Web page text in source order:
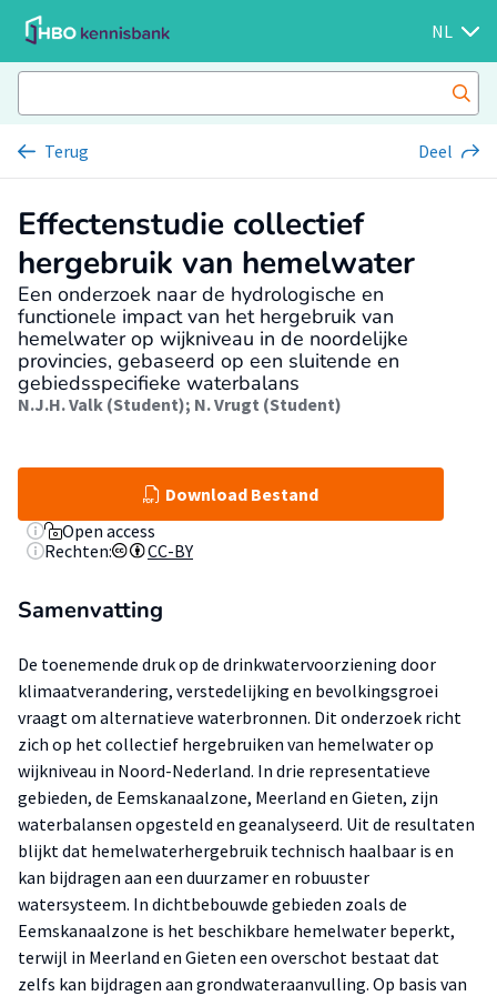
NL
Terug Deel
Effectenstudie collectief
hergebruik van hemelwater
Een onderzoek naar de hydrologische en
functionele impact van het hergebruik van
hemelwater op wijkniveau in de noordelijke
provincies, gebaseerd op een sluitende en
gebiedsspecifieke waterbalans
N.J.H. Valk (Student); N. Vrugt (Student)
Download Bestand
Open access
Rechten:
CC-BY
Samenvatting
De toenemende druk op de drinkwatervoorziening door
klimaatverandering, verstedelijking en bevolkingsgroei
vraagt om alternatieve waterbronnen. Dit onderzoek richt
zich op het collectief hergebruiken van hemelwater op
wijkniveau in Noord-Nederland. In drie representatieve
gebieden, de Eemskanaalzone, Meerland en Gieten, zijn
waterbalansen opgesteld en geanalyseerd. Uit de resultaten
blijkt dat hemelwaterhergebruik technisch haalbaar is en
kan bijdragen aan een duurzamer en robuuster
watersysteem. In dichtbebouwde gebieden zoals de
Eemskanaalzone is het beschikbare hemelwater beperkt,
terwijl in Meerland en Gieten een overschot bestaat dat
zelfs kan bijdragen aan grondwateraanvulling. Op basis van